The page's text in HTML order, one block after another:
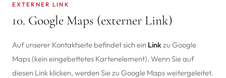
EXTERNER LINK
10. Google Maps (externer Link)
Auf unserer Kontaktseite befindet sich ein Linkzu Google
Maps (kein eingebettetes Kartenelement). Wenn Sie auf
diesen Link klicken, werden Sie zu Google Maps weitergeleitet.